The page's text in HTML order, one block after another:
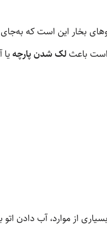
بخار این است که
باعثلک شدن پارچه
از موارد، آب دادن